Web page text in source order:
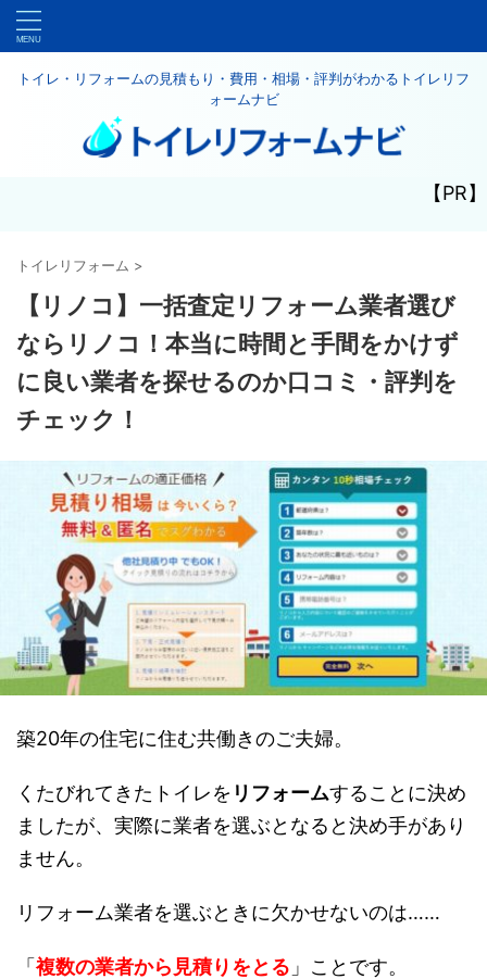
トイレ・リフォームの見積もり・費用・相場・評判がわかるトイレリフ
ォームナビ
【PR】
トイレリフォーム >
【リノコ】一括査定リフォーム業者選び
ならリノコ！本当に時間と手間をかけず
に良い業者を探せるのか口コミ・評判を
チェック！
築20年の住宅に住む共働きのご夫婦。
くたびれてきたトイレを リフォームすることに決め
ましたが、実際に業者を選ぶとなると決め手があり
ません。
リフォーム業者を選ぶときに欠かせないのは……
「複数の業者から見積りをとる 」ことです。